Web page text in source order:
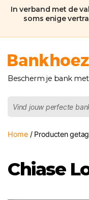
In verband met de
soms enige
Bankhoezen.nl
Bescherm je bank
zoeken
Home/ Producten
Chiase